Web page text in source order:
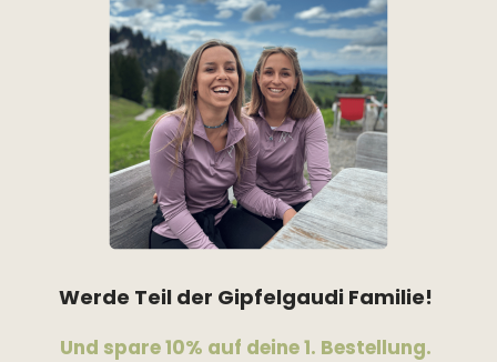
Werde Teil der Gipfelgaudi Familie!
Und spare 10% auf deine 1. Bestellung.